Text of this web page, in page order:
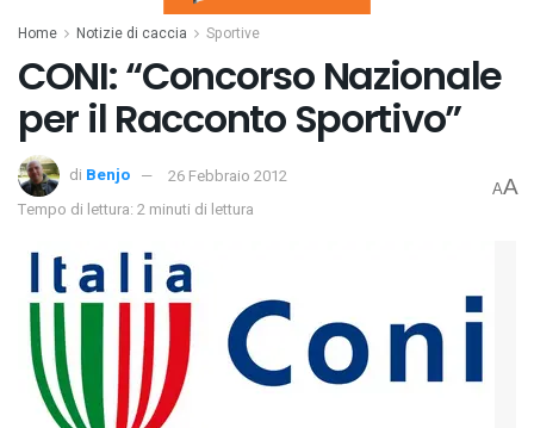
Home Notizie di caccia Sportive
CONI: “Concorso Nazionale
per il Racconto Sportivo”
di Benjo
26 Febbraio 2012
Tempo di lettura: 2 minuti di lettura
AA